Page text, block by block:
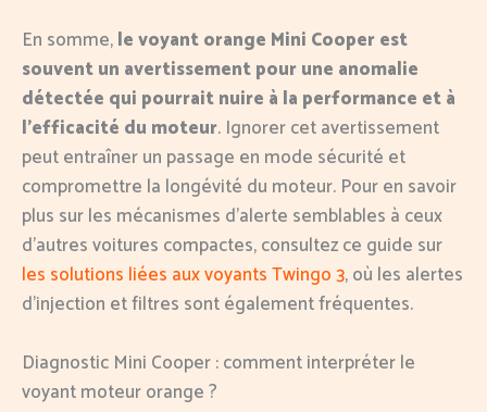
En somme,le voyant orange Mini Cooper est
souvent un avertissement pour une anomalie
détectée qui pourrait nuire à la performance et à
l’efficacité du moteur. Ignorer cet avertissement
peut entraîner un passage en mode sécurité et
compromettre la longévité du moteur. Pour en savoir
plus sur les mécanismes d’alerte semblables à ceux
d’autres voitures compactes, consultez ce guide sur
les solutions liées aux voyants Twingo 3, où les alertes
d’injection et filtres sont également fréquentes.
Diagnostic Mini Cooper : comment interpréter le
voyant moteur orange ?